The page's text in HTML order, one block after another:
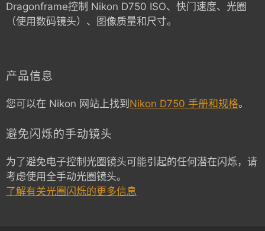
Dragonframe控制 Nikon D750 ISO、快门速度、光圈
（使用数码镜头）、图像质量和尺寸。
产品信息
您可以在 Nikon 网站上找到 Nikon D750 手册和规格。
避免闪烁的手动镜头
为了避免电子控制光圈镜头可能引起的任何潜在闪烁，请
考虑使用全手动光圈镜头。
了解有关光圈闪烁的更多信息